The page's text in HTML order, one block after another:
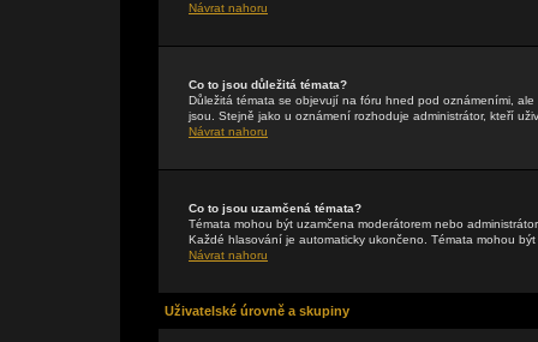
Návrat nahoru
Co to jsou důležitá témata?
Důležitá témata se objevují na fóru hned pod oznámeními,
jsou. Stejně jako u oznámení rozhoduje administrátor, kteří
Návrat nahoru
Co to jsou uzamčená témata?
Témata mohou být uzamčena moderátorem nebo
Každé hlasování je automaticky ukončeno. Témata mohou
Návrat nahoru
Uživatelské úrovně a skupiny